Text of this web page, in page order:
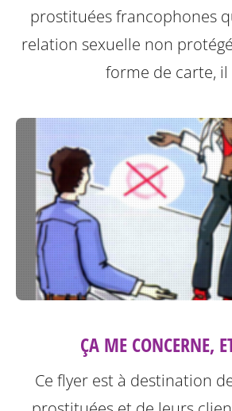
prostituées francophones
relation sexuelle non
forme de carte, il
ÇA ME CONCERNE,
Ce flyer est à destination